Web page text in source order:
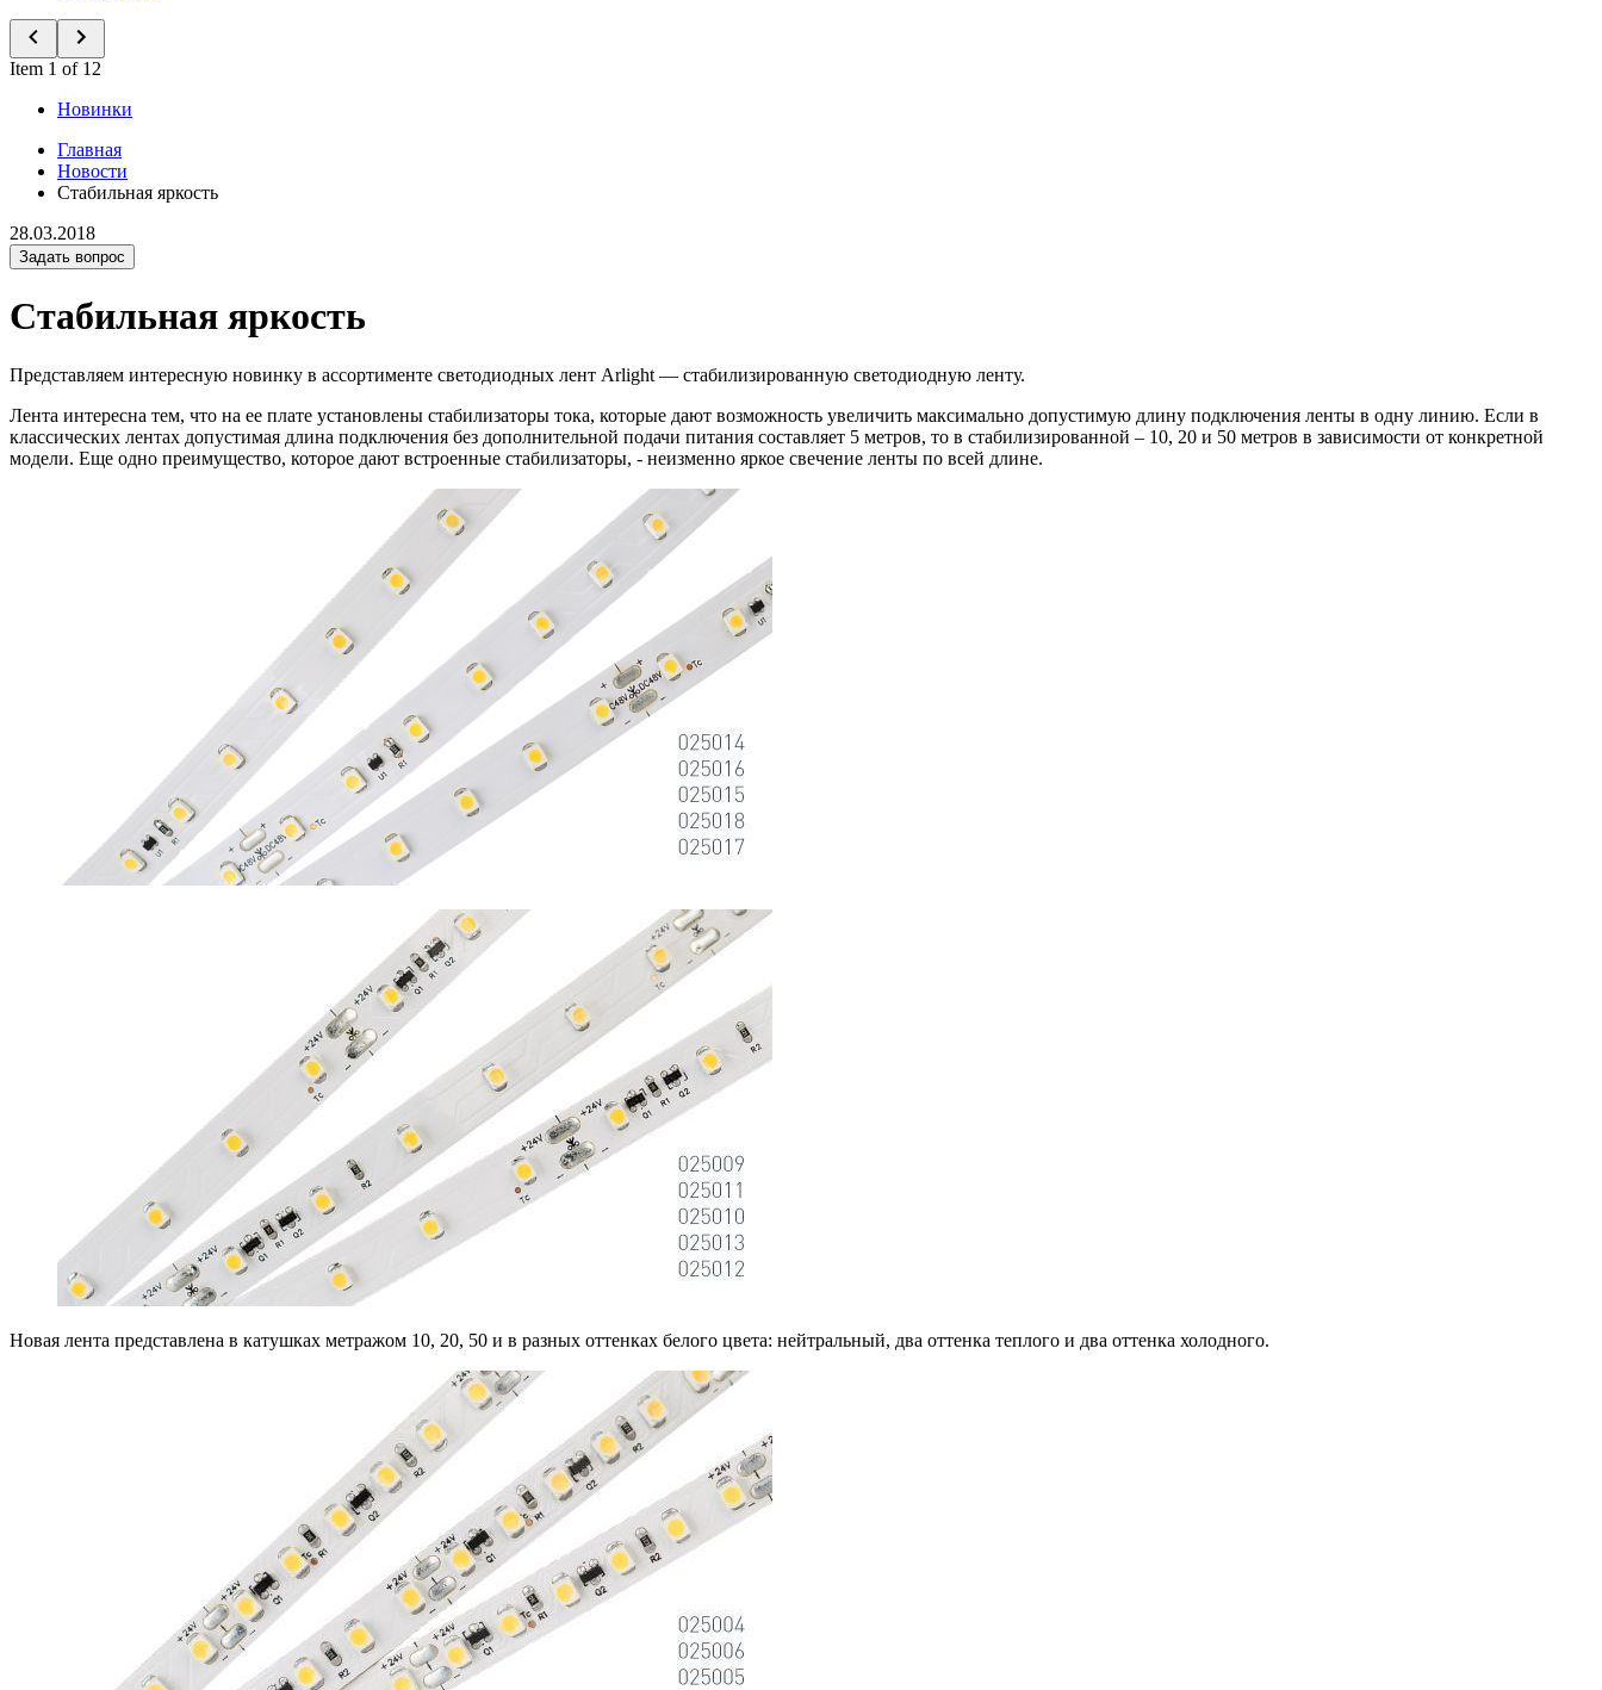
Item 1 of 12
Новинки
Главная
Новости
Стабильная яркость
28.03.2018
Задать вопрос
Стабильная яркость
Представляем интересную новинку в ассортименте светодиодных лент Arlight — стабилизированную светодиодную ленту.
Лента интересна тем, что на ее плате установлены стабилизаторы тока, которые дают возможность увеличить максимально допустимую длину подключения ленты в одну линию. Если в
классических лентах допустимая длина подключения без дополнительной подачи питания составляет 5 метров, то в стабилизированной – 10, 20 и 50 метров в зависимости от конкретной
модели. Еще одно преимущество, которое дают встроенные стабилизаторы, - неизменно яркое свечение ленты по всей длине.
Новая лента представлена в катушках метражом 10, 20, 50 и в разных оттенках белого цвета: нейтральный, два оттенка теплого и два оттенка холодного.